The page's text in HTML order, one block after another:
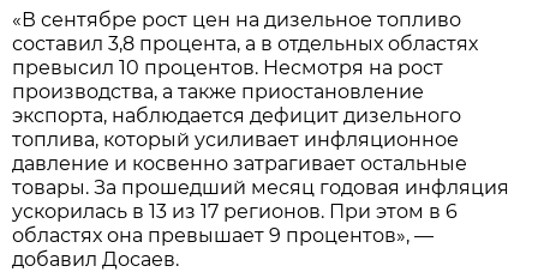
«В сентябре рост цен на дизельное топливо
составил 3,8 процента, а в отдельных областях
превысил 10 процентов. Несмотря на рост
производства, а также приостановление
экспорта, наблюдается дефицит дизельного
топлива, который усиливает инфляционное
давление и косвенно затрагивает остальные
товары. За прошедший месяц годовая инфляция
ускорилась в 13 из 17 регионов. При этом в 6
областях она превышает 9 процентов», —
добавил Досаев.